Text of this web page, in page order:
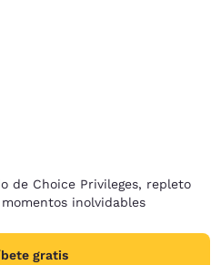
de Choice Privileges, repleto
inolvidables
gratis